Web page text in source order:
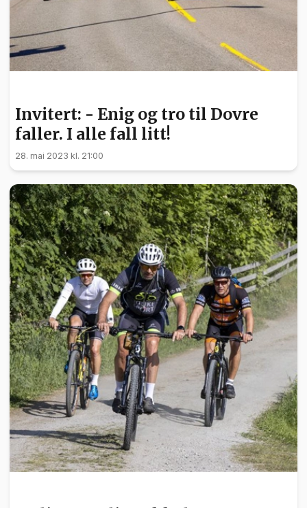
Invitert: - Enig og tro til Dovre
faller. I alle fall litt!
28. mai 2023 kl. 21:00